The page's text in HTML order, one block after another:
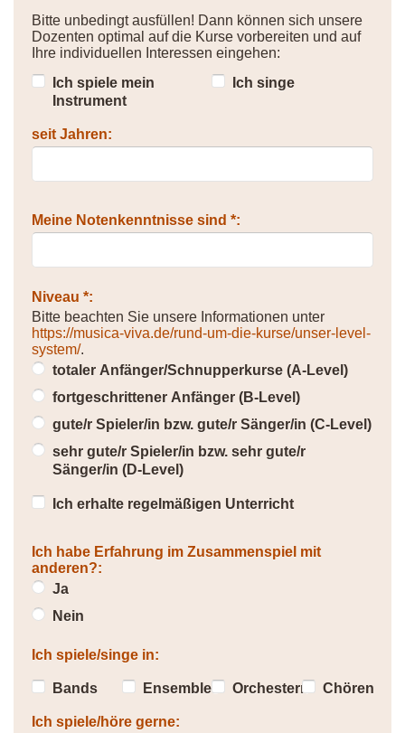
Bitte unbedingt ausfüllen! Dann können sich unsere
Dozenten optimal auf die Kurse vorbereiten und auf
Ihre individuellen Interessen eingehen:
Ich spiele mein
Instrument
Ich singe
seit Jahren:
Meine Notenkenntnisse sind *:
Niveau *:
Bitte beachten Sie unsere Informationen unter
https://musica-viva.de/rund-um-die-kurse/unser-level-
system/.
totaler Anfänger/Schnupperkurse (A-Level)
fortgeschrittener Anfänger (B-Level)
gute/r Spieler/in bzw. gute/r Sänger/in (C-Level)
sehr gute/r Spieler/in bzw. sehr gute/r
Sänger/in (D-Level)
Ich erhalte regelmäßigen Unterricht
Ich habe Erfahrung im Zusammenspiel mit
anderen?:
Ja
Nein
Ich spiele/singe in:
Bands Ensembles Orchestern Chören
Ich spiele/höre gerne: